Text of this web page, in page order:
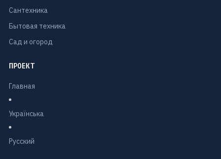
Сантехника
Бытовая техника
Сад и огород
ПРОЕКТ
Главная
Українська
Русский